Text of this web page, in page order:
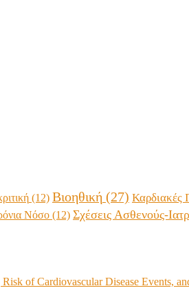
(12) Βιοηθική (27) Καρδιακές
Νόσο (12) Σχέσεις Ασθενούς-
of Cardiovascular Disease Events,